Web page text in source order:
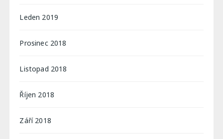
Leden 2019
Prosinec 2018
Listopad 2018
Říjen 2018
Září 2018